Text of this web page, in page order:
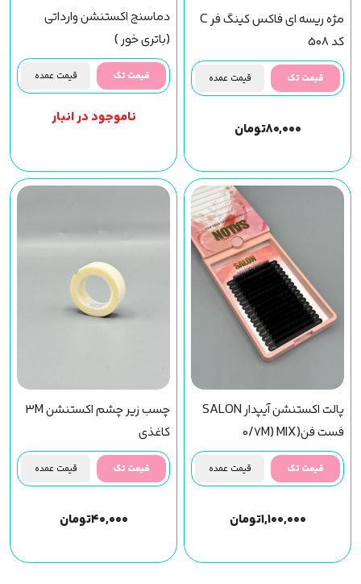
مژه ریسه ای فاکس کینگ فر C
کد 508
قیمت تک قیمت عمده
۸۰,۰۰۰تومان
دماسنج اکستنشن وارداتی
(باتری خور )
قیمت تک قیمت عمده
ناموجود در انبار
پالت اکستنشن آیپدار SALON
فست فن(0/7M) MIX
قیمت تک قیمت عمده
۱,۱۰۰,۰۰۰تومان
چسب زیر چشم اکستنشن 3M
کاغذی
قیمت تک قیمت عمده
۴۰,۰۰۰تومان